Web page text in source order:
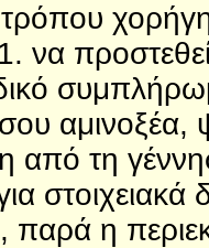
να
από τη
η